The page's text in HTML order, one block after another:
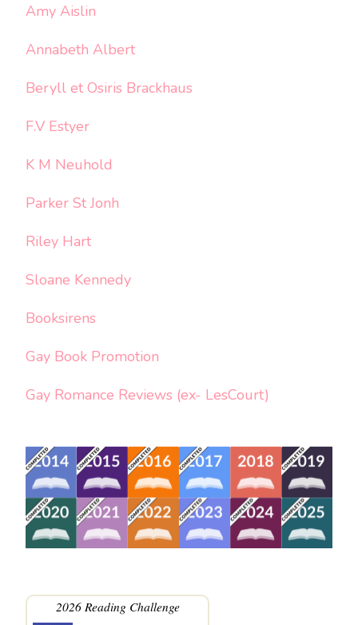
Amy Aislin
Annabeth Albert
Beryll et Osiris Brackhaus
F.V Estyer
K M Neuhold
Parker St Jonh
Riley Hart
Sloane Kennedy
Booksirens
Gay Book Promotion
Gay Romance Reviews (ex- LesCourt)
2026 Reading Challenge